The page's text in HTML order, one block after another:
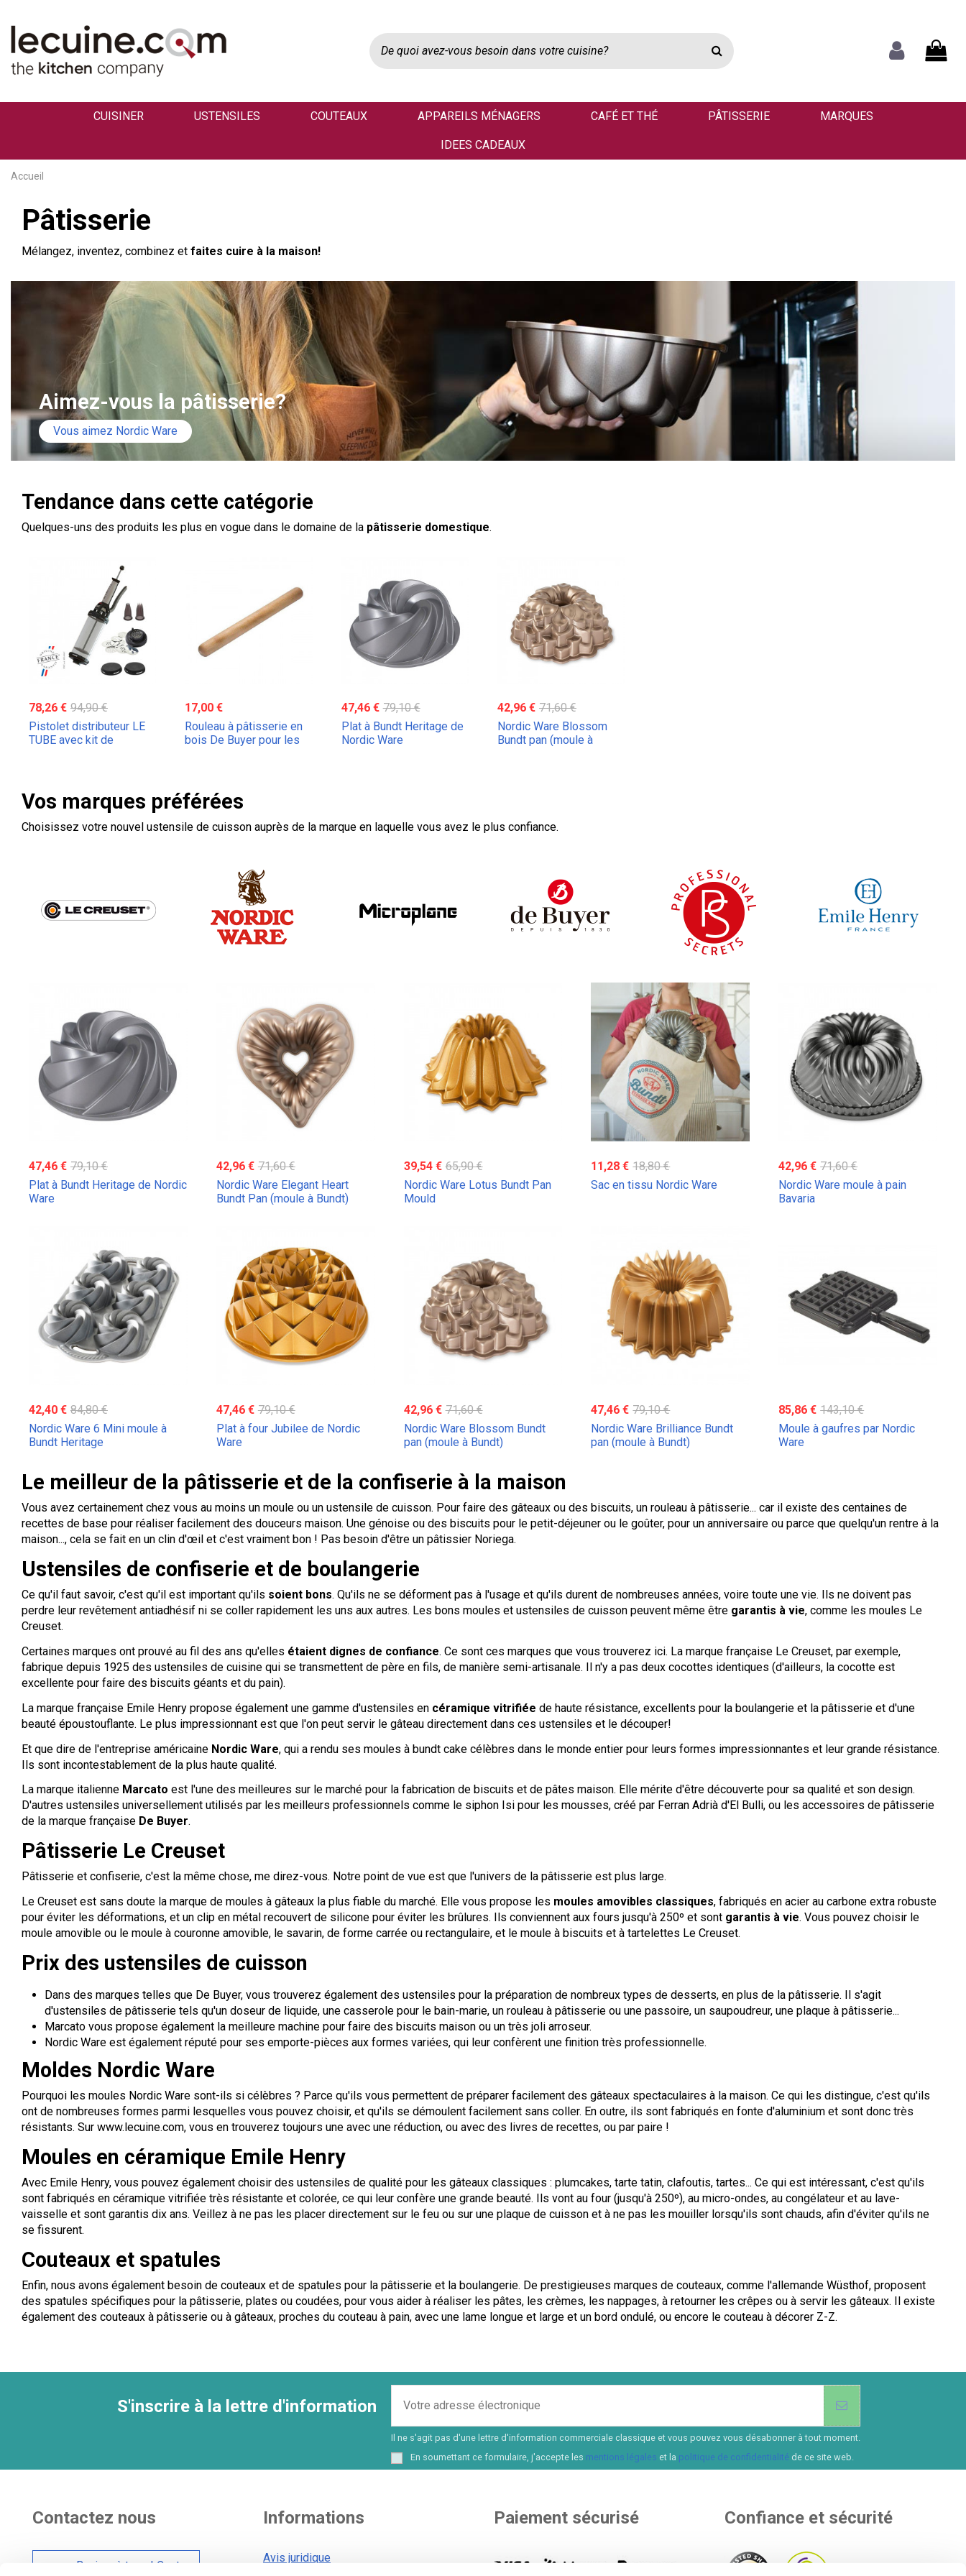
CUISINER USTENSILES COUTEAUX APPAREILS MÉNAGERS CAFÉ ET THÉ PÂTISSERIE MARQUES
IDEES CADEAUX
Accueil
Pâtisserie
Mélangez, inventez, combinez et faites cuire à la maison!
Aimez-vous la pâtisserie?
Vous aimez Nordic Ware
Tendance dans cette catégorie
Quelques-uns des produits les plus en vogue dans le domaine de la pâtisserie domestique.
78,26 € 94,90 €
Pistolet distributeur LE
TUBE avec kit de
17,00 €
Rouleau à pâtisserie en
bois De Buyer pour les
47,46 € 79,10 €
Plat à Bundt Heritage de
Nordic Ware
42,96 € 71,60 €
Nordic Ware Blossom
Bundt pan (moule à
Vos marques préférées
Choisissez votre nouvel ustensile de cuisson auprès de la marque en laquelle vous avez le plus confiance.
47,46 € 79,10 €
Plat à Bundt Heritage de Nordic
Ware
42,96 € 71,60 €
Nordic Ware Elegant Heart
Bundt Pan (moule à Bundt)
39,54 € 65,90 €
Nordic Ware Lotus Bundt Pan
Mould
11,28 € 18,80 €
Sac en tissu Nordic Ware
42,96 € 71,60 €
Nordic Ware moule à pain
Bavaria
42,40 € 84,80 €
Nordic Ware 6 Mini moule à
Bundt Heritage
47,46 € 79,10 €
Plat à four Jubilee de Nordic
Ware
42,96 € 71,60 €
Nordic Ware Blossom Bundt
pan (moule à Bundt)
47,46 € 79,10 €
Nordic Ware Brilliance Bundt
pan (moule à Bundt)
85,86 € 143,10 €
Moule à gaufres par Nordic
Ware
Le meilleur de la pâtisserie et de la confiserie à la maison
Vous avez certainement chez vous au moins un moule ou un ustensile de cuisson. Pour faire des gâteaux ou des biscuits, un rouleau à pâtisserie... car il existe des centaines de
recettes de base pour réaliser facilement des douceurs maison. Une génoise ou des biscuits pour le petit-déjeuner ou le goûter, pour un anniversaire ou parce que quelqu'un rentre à la
maison..., cela se fait en un clin d'œil et c'est vraiment bon ! Pas besoin d'être un pâtissier Noriega.
Ustensiles de confiserie et de boulangerie
Ce qu'il faut savoir, c'est qu'il est important qu'ils soient bons. Qu'ils ne se déforment pas à l'usage et qu'ils durent de nombreuses années, voire toute une vie. Ils ne doivent pas
perdre leur revêtement antiadhésif ni se coller rapidement les uns aux autres. Les bons moules et ustensiles de cuisson peuvent même être garantis à vie, comme les moules Le
Creuset.
Certaines marques ont prouvé au fil des ans qu'elles étaient dignes de confiance. Ce sont ces marques que vous trouverez ici. La marque française Le Creuset, par exemple,
fabrique depuis 1925 des ustensiles de cuisine qui se transmettent de père en fils, de manière semi-artisanale. Il n'y a pas deux cocottes identiques (d'ailleurs, la cocotte est
excellente pour faire des biscuits géants et du pain).
La marque française Emile Henry propose également une gamme d'ustensiles en céramique vitrifiée de haute résistance, excellents pour la boulangerie et la pâtisserie et d'une
beauté époustouflante. Le plus impressionnant est que l'on peut servir le gâteau directement dans ces ustensiles et le découper!
Et que dire de l'entreprise américaine Nordic Ware, qui a rendu ses moules à bundt cake célèbres dans le monde entier pour leurs formes impressionnantes et leur grande résistance.
Ils sont incontestablement de la plus haute qualité.
La marque italienne Marcato est l'une des meilleures sur le marché pour la fabrication de biscuits et de pâtes maison. Elle mérite d'être découverte pour sa qualité et son design.
D'autres ustensiles universellement utilisés par les meilleurs professionnels comme le siphon Isi pour les mousses, créé par Ferran Adrià d'El Bulli, ou les accessoires de pâtisserie
de la marque française De Buyer.
Pâtisserie Le Creuset
Pâtisserie et confiserie, c'est la même chose, me direz-vous. Notre point de vue est que l'univers de la pâtisserie est plus large.
Le Creuset est sans doute la marque de moules à gâteaux la plus fiable du marché. Elle vous propose les moules amovibles classiques, fabriqués en acier au carbone extra robuste
pour éviter les déformations, et un clip en métal recouvert de silicone pour éviter les brûlures. Ils conviennent aux fours jusqu'à 250º et sont garantis à vie. Vous pouvez choisir le
moule amovible ou le moule à couronne amovible, le savarin, de forme carrée ou rectangulaire, et le moule à biscuits et à tartelettes Le Creuset.
Prix des ustensiles de cuisson
Dans des marques telles que De Buyer, vous trouverez également des ustensiles pour la préparation de nombreux types de desserts, en plus de la pâtisserie. Il s'agit
d'ustensiles de pâtisserie tels qu'un doseur de liquide, une casserole pour le bain-marie, un rouleau à pâtisserie ou une passoire, un saupoudreur, une plaque à pâtisserie...
Marcato vous propose également la meilleure machine pour faire des biscuits maison ou un très joli arroseur.
Nordic Ware est également réputé pour ses emporte-pièces aux formes variées, qui leur confèrent une finition très professionnelle.
Moldes Nordic Ware
Pourquoi les moules Nordic Ware sont-ils si célèbres ? Parce qu'ils vous permettent de préparer facilement des gâteaux spectaculaires à la maison. Ce qui les distingue, c'est qu'ils
ont de nombreuses formes parmi lesquelles vous pouvez choisir, et qu'ils se démoulent facilement sans coller. En outre, ils sont fabriqués en fonte d'aluminium et sont donc très
résistants. Sur www.lecuine.com, vous en trouverez toujours une avec une réduction, ou avec des livres de recettes, ou par paire !
Moules en céramique Emile Henry
Avec Emile Henry, vous pouvez également choisir des ustensiles de qualité pour les gâteaux classiques : plumcakes, tarte tatin, clafoutis, tartes... Ce qui est intéressant, c'est qu'ils
sont fabriqués en céramique vitrifiée très résistante et colorée, ce qui leur confère une grande beauté. Ils vont au four (jusqu'à 250º), au micro-ondes, au congélateur et au lave-
vaisselle et sont garantis dix ans. Veillez à ne pas les placer directement sur le feu ou sur une plaque de cuisson et à ne pas les mouiller lorsqu'ils sont chauds, afin d'éviter qu'ils ne
se fissurent.
Couteaux et spatules
Enfin, nous avons également besoin de couteaux et de spatules pour la pâtisserie et la boulangerie. De prestigieuses marques de couteaux, comme l'allemande Wüsthof, proposent
des spatules spécifiques pour la pâtisserie, plates ou coudées, pour vous aider à réaliser les pâtes, les crèmes, les nappages, à retourner les crêpes ou à servir les gâteaux. Il existe
également des couteaux à pâtisserie ou à gâteaux, proches du couteau à pain, avec une lame longue et large et un bord ondulé, ou encore le couteau à décorer Z-Z.
S'inscrire à la lettre d'information
Il ne s'agit pas d'une lettre d'information commerciale classique et vous pouvez vous désabonner à tout moment.
En soumettant ce formulaire, j'accepte les mentions légales et la politique de confidentialité de ce site web.
Contactez nous
Bonjour à tous ! Centre
Informations
Avis juridique
Paiement sécurisé Confiance et sécurité